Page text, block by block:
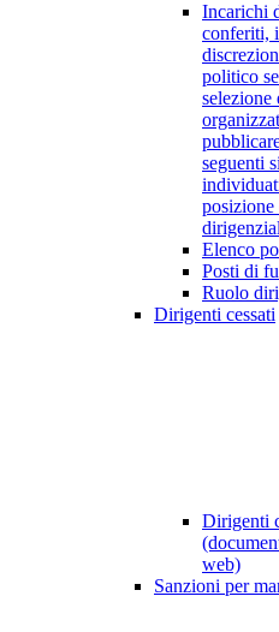
Incarichi
conferiti,
politico
seguenti
Elenco
Posti di
Ruolo
Dirigenti cessati
Dirigenti
web)
Sanzioni per